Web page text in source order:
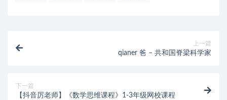
上一篇
qianer 爸 – 共和国脊梁科学家
下一篇
【抖音厉老师】《数学思维课程》1-3年级网校课程